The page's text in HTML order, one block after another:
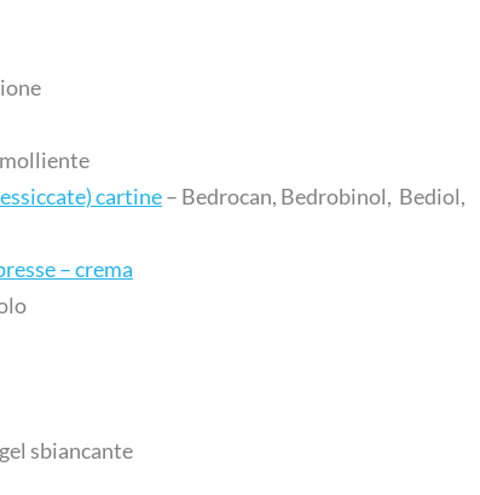
cartine– Bedrocan, Bedrobinol, Bediol,
– crema
sbiancante